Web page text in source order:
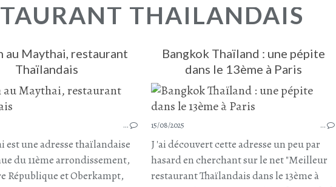
THAILANDAIS
au Maythai, restaurant
Thaïlandais
BRUNCH
BALADE PARISIENNE
RESTAURANT THAÏLANDAIS
11ÈME ARRONDISSEMENT DE PARIS
PARIS
…
est une adresse thaïlandaise
du 11ème arrondissement,
République et Oberkampt,
Bangkok Thaïland : une pépite
dans le 13ème à Paris
15/08/2025 …
J 'ai découvert cette adresse un peu par
hasard en cherchant sur le net "Meilleur
restaurant Thaïlandais dans le 13ème à